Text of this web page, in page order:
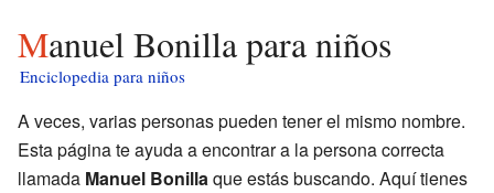
Manuel Bonilla para niños
Enciclopedia para niños
A veces, varias personas pueden tener el mismo nombre.
Esta página te ayuda a encontrar a la persona correcta
llamada Manuel Bonillaque estás buscando. Aquí tienes